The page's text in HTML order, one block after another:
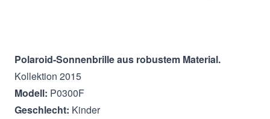
Polaroid-Sonnenbrille aus robustem Material.
Kollektion 2015
Modell: P0300F
Geschlecht: Kinder